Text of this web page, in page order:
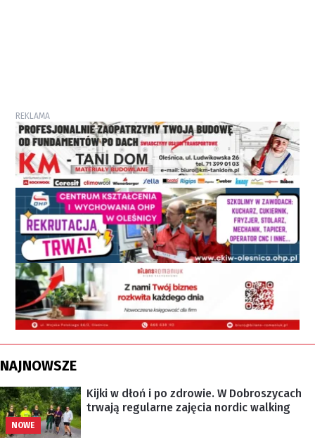
REKLAMA
NAJNOWSZE
NOWE
Kijki w dłoń i po zdrowie. W Dobroszycach
trwają regularne zajęcia nordic walking